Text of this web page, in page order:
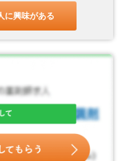
に興味がある